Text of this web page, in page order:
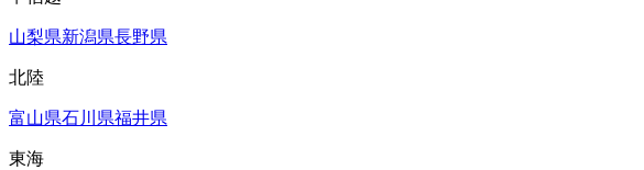
山梨県新潟県長野県
北陸
富山県石川県福井県
東海